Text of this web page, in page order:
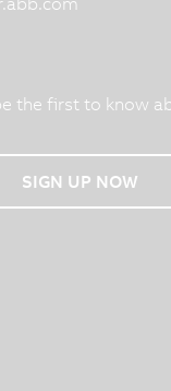
the first to know
SIGN UP NOW